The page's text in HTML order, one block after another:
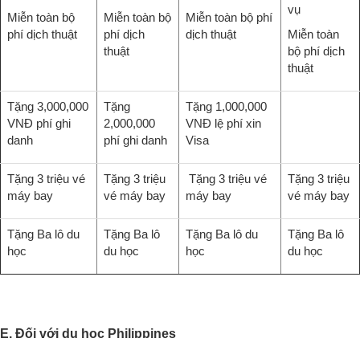
Miễn toàn bộ
phí dịch thuật
Miễn toàn bộ
phí dịch
thuật
Miễn toàn bộ phí
dịch thuật
vụ
Miễn toàn
bộ phí dịch
thuật
Tặng 3,000,000
VNĐ phí ghi
danh
Tặng
2,000,000
phí ghi danh
Tặng 1,000,000
VNĐ lệ phí xin
Visa
Tặng 3 triệu vé
máy bay
Tặng 3 triệu
vé máy bay
Tặng 3 triệu vé
máy bay
Tặng 3 triệu
vé máy bay
Tặng Ba lô du
học
Tặng Ba lô
du học
Tặng Ba lô du
học
Tặng Ba lô
du học
E. Đối với du học Philippines